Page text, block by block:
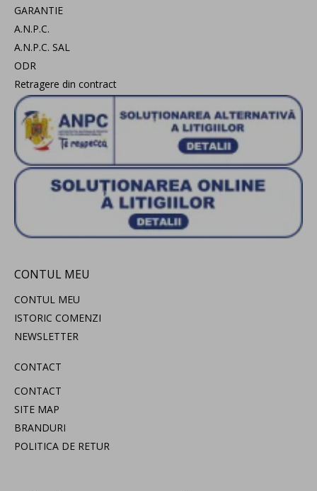
GARANTIE
A.N.P.C.
A.N.P.C. SAL
ODR
Retragere din contract
CONTUL MEU
CONTUL MEU
ISTORIC COMENZI
NEWSLETTER
CONTACT
CONTACT
SITE MAP
BRANDURI
POLITICA DE RETUR